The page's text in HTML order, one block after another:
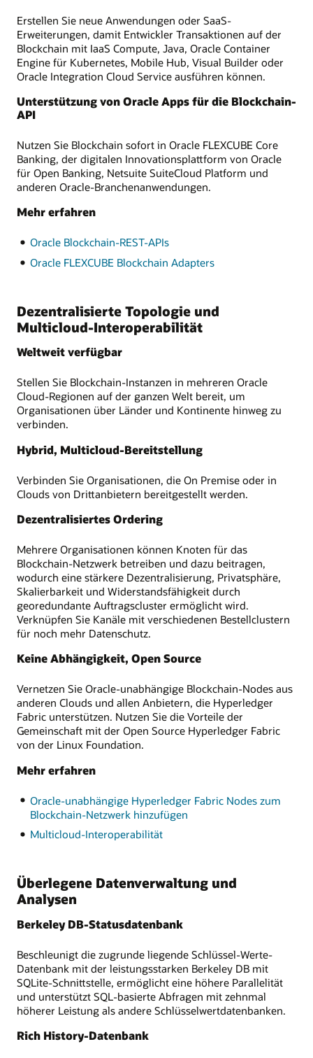
Erstellen Sie neue Anwendungen oder SaaS-
Erweiterungen, damit Entwickler Transaktionen auf der
Blockchain mit IaaS Compute, Java, Oracle Container
Engine für Kubernetes, Mobile Hub, Visual Builder oder
Oracle Integration Cloud Service ausführen können.
Unterstützung von Oracle Apps für die Blockchain-
API
Nutzen Sie Blockchain sofort in Oracle FLEXCUBE Core
Banking, der digitalen Innovationsplattform von Oracle
für Open Banking, Netsuite SuiteCloud Platform und
anderen Oracle-Branchenanwendungen.
Mehr erfahren
Oracle Blockchain-REST-APIs
Oracle FLEXCUBE Blockchain Adapters
Dezentralisierte Topologie und
Multicloud-Interoperabilität
Weltweit verfügbar
Stellen Sie Blockchain-Instanzen in mehreren Oracle
Cloud-Regionen auf der ganzen Welt bereit, um
Organisationen über Länder und Kontinente hinweg zu
verbinden.
Hybrid, Multicloud-Bereitstellung
Verbinden Sie Organisationen, die On Premise oder in
Clouds von Drittanbietern bereitgestellt werden.
Dezentralisiertes Ordering
Mehrere Organisationen können Knoten für das
Blockchain-Netzwerk betreiben und dazu beitragen,
wodurch eine stärkere Dezentralisierung, Privatsphäre,
Skalierbarkeit und Widerstandsfähigkeit durch
georedundante Auftragscluster ermöglicht wird.
Verknüpfen Sie Kanäle mit verschiedenen Bestellclustern
für noch mehr Datenschutz.
Keine Abhängigkeit, Open Source
Vernetzen Sie Oracle-unabhängige Blockchain-Nodes aus
anderen Clouds und allen Anbietern, die Hyperledger
Fabric unterstützen. Nutzen Sie die Vorteile der
Gemeinschaft mit der Open Source Hyperledger Fabric
von der Linux Foundation.
Mehr erfahren
Oracle-unabhängige Hyperledger Fabric Nodes zum
Blockchain-Netzwerk hinzufügen
Multicloud-Interoperabilität
Überlegene Datenverwaltung und
Analysen
Berkeley DB-Statusdatenbank
Beschleunigt die zugrunde liegende Schlüssel-Werte-
Datenbank mit der leistungsstarken Berkeley DB mit
SQLite-Schnittstelle, ermöglicht eine höhere Parallelität
und unterstützt SQL-basierte Abfragen mit zehnmal
höherer Leistung als andere Schlüsselwertdatenbanken.
Rich History-Datenbank